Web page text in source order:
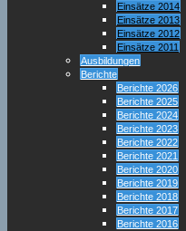
Einsätze 2014
Einsätze 2013
Einsätze 2012
Einsätze 2011
Ausbildungen
Berichte
Berichte 2026
Berichte 2025
Berichte 2024
Berichte 2023
Berichte 2022
Berichte 2021
Berichte 2020
Berichte 2019
Berichte 2018
Berichte 2017
Berichte 2016